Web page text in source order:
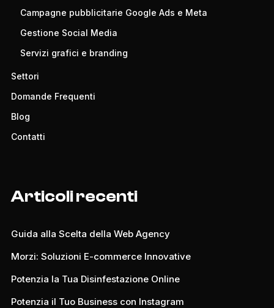
Campagne pubblicitarie Google Ads e Meta
Gestione Social Media
Servizi grafici e branding
Settori
Domande Frequenti
Blog
Contatti
Articoli recenti
Guida alla Scelta della Web Agency
Morzi: Soluzioni E-commerce Innovative
Potenzia la Tua Disinfestazione Online
Potenzia il Tuo Business con Instagram